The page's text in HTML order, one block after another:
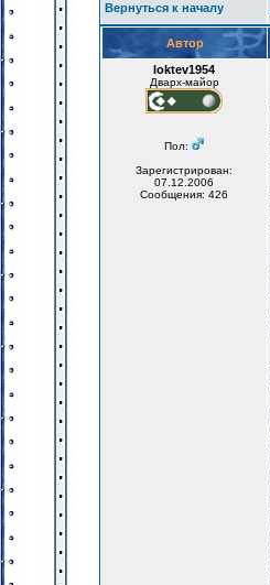
Вернуться к началу
Автор
loktev1954
Дварх-майор
Пол:
Зарегистрирован:
07.12.2006
Сообщения: 426